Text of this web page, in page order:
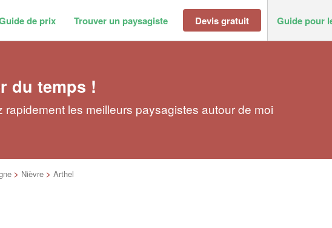
de prix Trouver un paysagiste Devis gratuit Guide pour
du temps !
rapidement les meilleurs paysagistes autour de moi
> Nièvre > Arthel